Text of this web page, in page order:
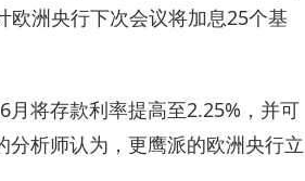
欧洲央行下次会议将加息25个基
将存款利率提高至2.25%，并可
析师认为，更鹰派的欧洲央行立